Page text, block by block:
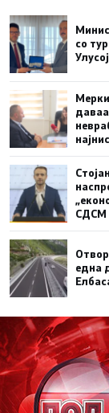
со
Улусој
СДСM
една